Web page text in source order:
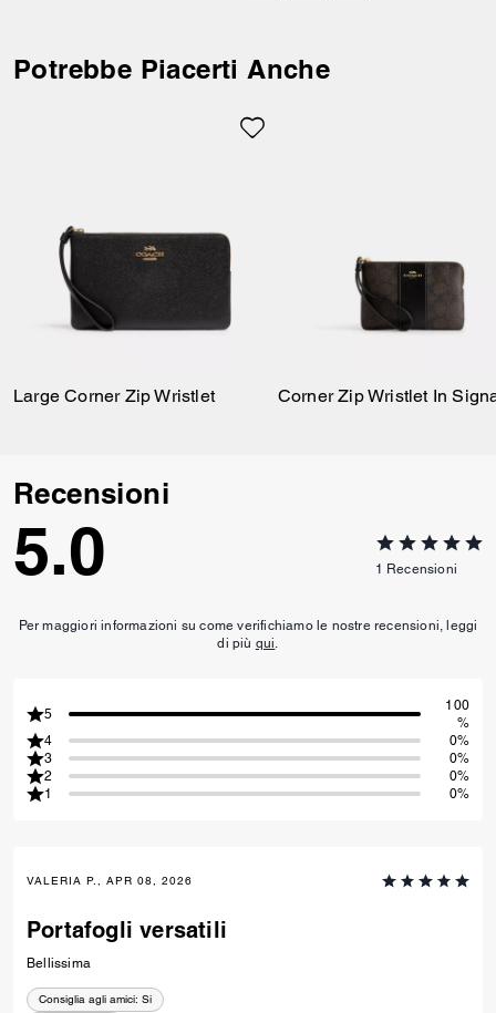
carte e persino il tuo iPhone
di una chiusura con zip
Potrebbe Piacerti Anche
Large Corner Zip Wristlet
Recensioni
5.0 1 Recensioni
Per maggiori informazioni su come verifichiamo le nostre recensioni, leggi
di più qui
5
100
%
4
0%
3
0%
2
0%
1
0%
VALERIA P., APR 08, 2026
Portafogli versatili
Bellissima
Consiglia agli amici: Si